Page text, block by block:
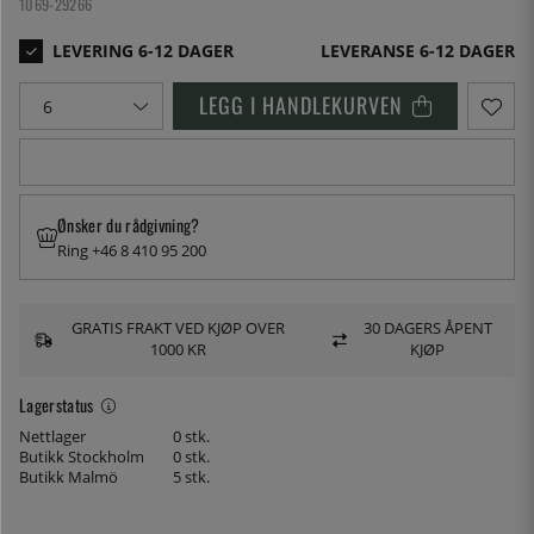
LEVERANSE 6-12 DAGER
LEGG I HANDLEKURVEN
Lagerstatus
Nettlager
0 stk.
Butikk Stockholm
0 stk.
Butikk Malmö
5 stk.
Ønsker du rådgivning?
Ring +46 8 410 95 200
GRATIS FRAKT VED KJØP OVER
1000 KR
30 DAGERS ÅPENT
KJØP